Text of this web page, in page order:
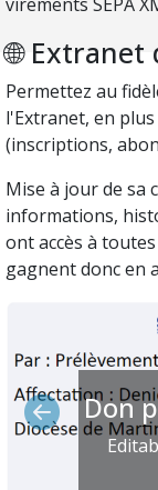
🌐
Permettez au
l'Extranet, en
(inscriptions,
Mise à jour de sa
informations,
ont accès à
gagnent donc en
Don
Précédent